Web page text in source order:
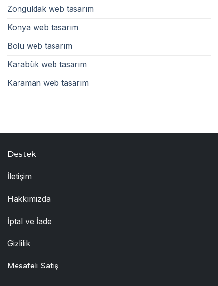
Zonguldak web tasarım
Konya web tasarım
Bolu web tasarım
Karabük web tasarım
Karaman web tasarım
Destek
İletişim
Hakkımızda
İptal ve İade
Gizlilik
Mesafeli Satış